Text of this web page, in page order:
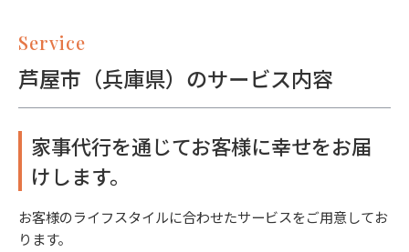
Service
芦屋市（兵庫県）のサービス内容
家事代行を通じてお客様に幸せをお届
けします。
お客様のライフスタイルに合わせたサービスをご用意してお
ります。